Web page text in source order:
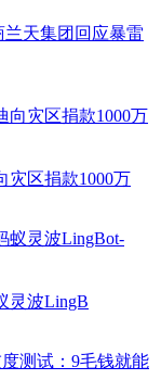
天集团回应暴雷
灾区捐款1000万
灵波LingB